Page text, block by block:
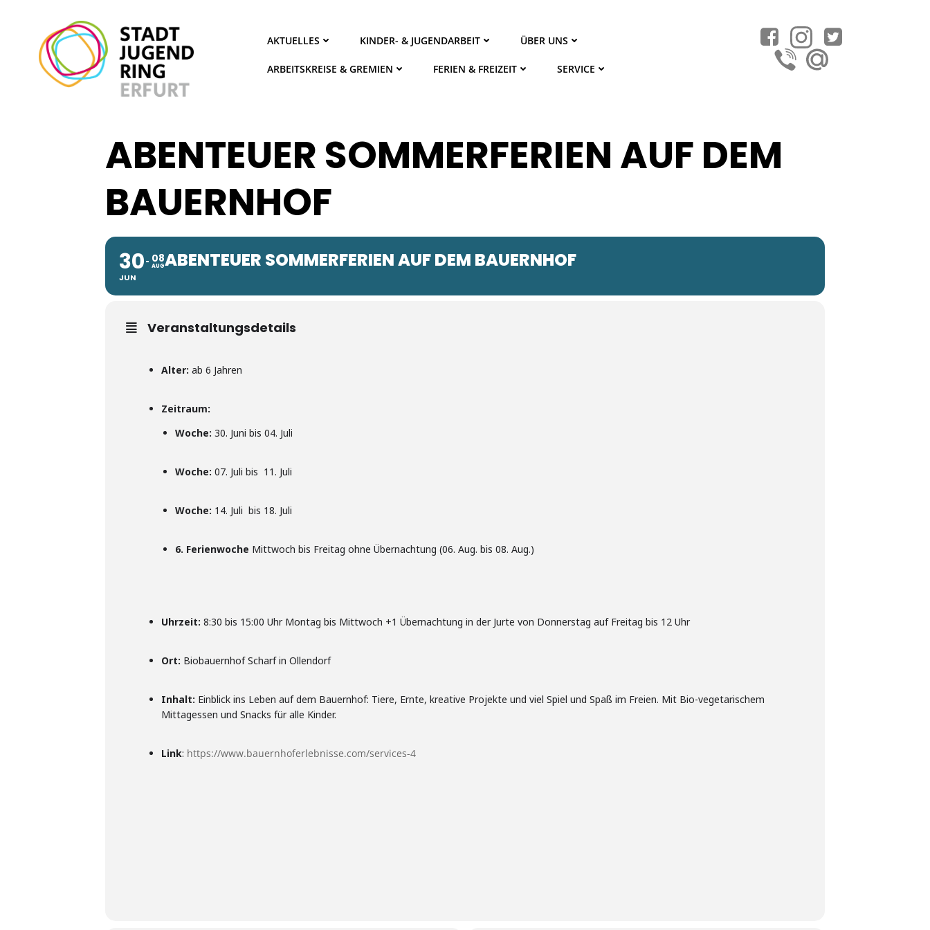
springen
AKTUELLES KINDER- & JUGENDARBEIT ÜBER UNS
ARBEITSKREISE & GREMIEN FERIEN & FREIZEIT SERVICE
ABENTEUER SOMMERFERIEN AUF DEM
BAUERNHOF
30
JUN
08
AUGABENTEUER SOMMERFERIEN AUF DEM BAUERNHOF
Veranstaltungsdetails
Alter: ab 6 Jahren
Zeitraum:
Woche: 30. Juni bis 04. Juli
Woche: 07. Juli bis 11. Juli
Woche: 14. Juli bis 18. Juli
6. Ferienwoche Mittwoch bis Freitag ohne Übernachtung (06. Aug. bis 08. Aug.)
Uhrzeit: 8:30 bis 15:00 Uhr Montag bis Mittwoch +1 Übernachtung in der Jurte von Donnerstag auf Freitag bis 12 Uhr
Ort: Biobauernhof Scharf in Ollendorf
Inhalt: Einblick ins Leben auf dem Bauernhof: Tiere, Ernte, kreative Projekte und viel Spiel und Spaß im Freien. Mit Bio-vegetarischem
Mittagessen und Snacks für alle Kinder.
Link: https://www.bauernhoferlebnisse.com/services-4